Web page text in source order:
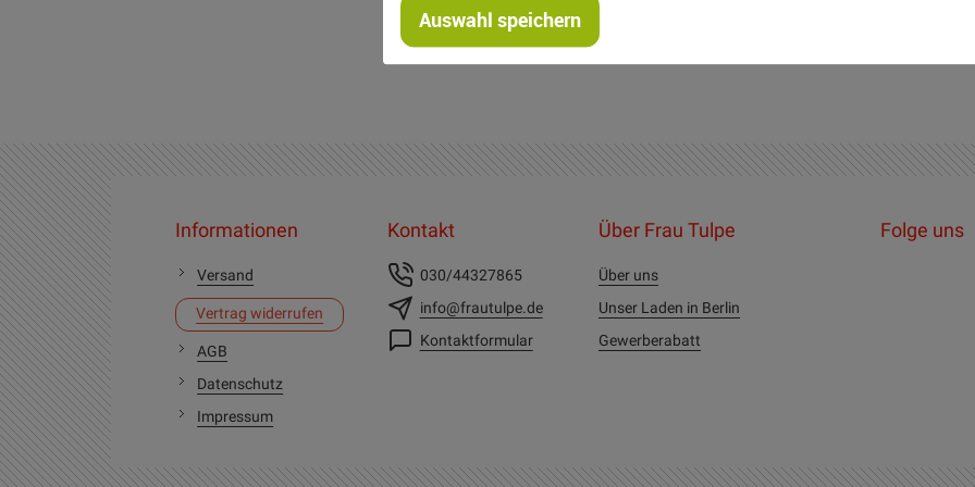
Auswahl speichern
Informationen
Versand
Vertrag widerrufen
AGB
Datenschutz
Impressum
Kontakt
030/44327865
info@frautulpe.de
Kontaktformular
Über Frau Tulpe
Über uns
Unser Laden in Berlin
Gewerberabatt
Folge uns